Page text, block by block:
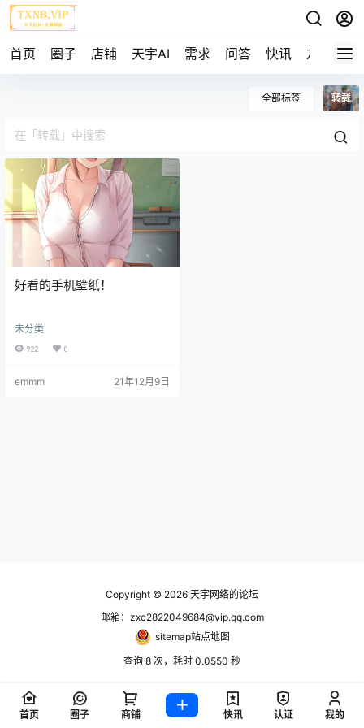
首页 圈子 店铺 天宇AI 需求 问答 快讯 友链
全部标签 转载
好看的手机壁纸！
未分类
922 0
emmm 21年12月9日
Copyright © 2026 天宇网络的论坛
邮箱：zxc2822049684@vip.qq.com
sitemap站点地图
查询 8 次，耗时 0.0550 秒
首页 圈子 商铺 快讯 认证 我的